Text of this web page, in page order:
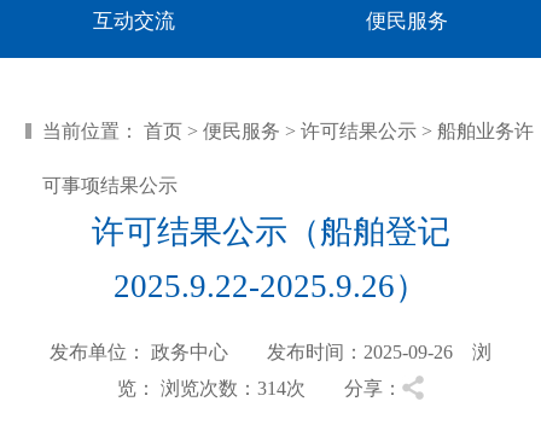
互动交流 便民服务
当前位置： 首页 > 便民服务 > 许可结果公示 > 船舶业务许
可事项结果公示
许可结果公示（船舶登记
2025.9.22-2025.9.26）
发布单位： 政务中心 发布时间：2025-09-26 浏
览： 浏览次数：314次 分享：